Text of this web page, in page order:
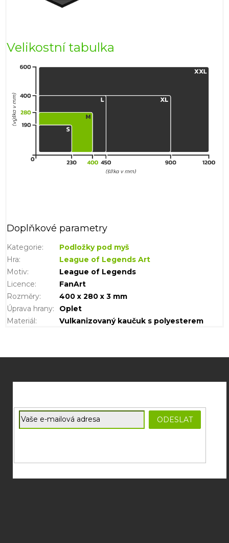
Velikostní tabulka
Doplňkové parametry
Kategorie:
Podložky pod myš
Hra:
League of Legends Art
Motiv:
League of Legends
Licence:
FanArt
Rozměry:
400 x 280 x 3 mm
Úprava hrany:
Oplet
Materiál: Vulkanizovaný kaučuk s polyesterem
E-mail
ODESLAT